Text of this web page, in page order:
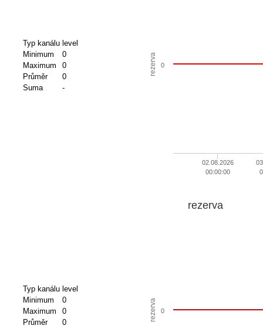
Typ kanálu level
Minimum
0
Maximum
0
Průměr
0
Suma
-
rezerva
02.08.2026
00:00:00
0
Typ kanálu level
Minimum
0
Maximum
0
Průměr
0
rezerva
rezerva
0